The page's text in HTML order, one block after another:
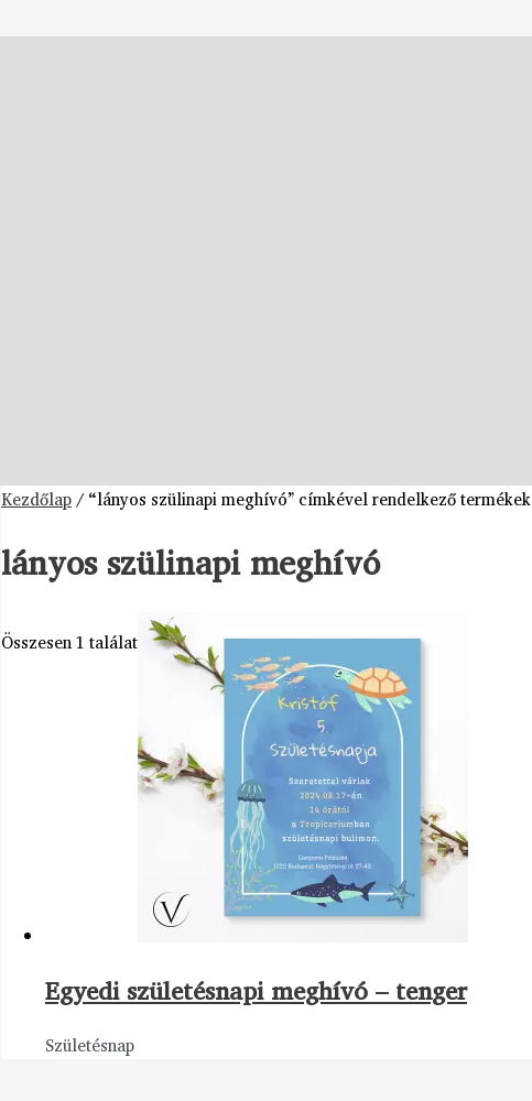
Kezdőlap/ “lányos szülinapi meghívó” címkével rendelkező termékek
lányos szülinapi meghívó
Összesen 1 találat
Egyedi születésnapi meghívó – tenger
Születésnap